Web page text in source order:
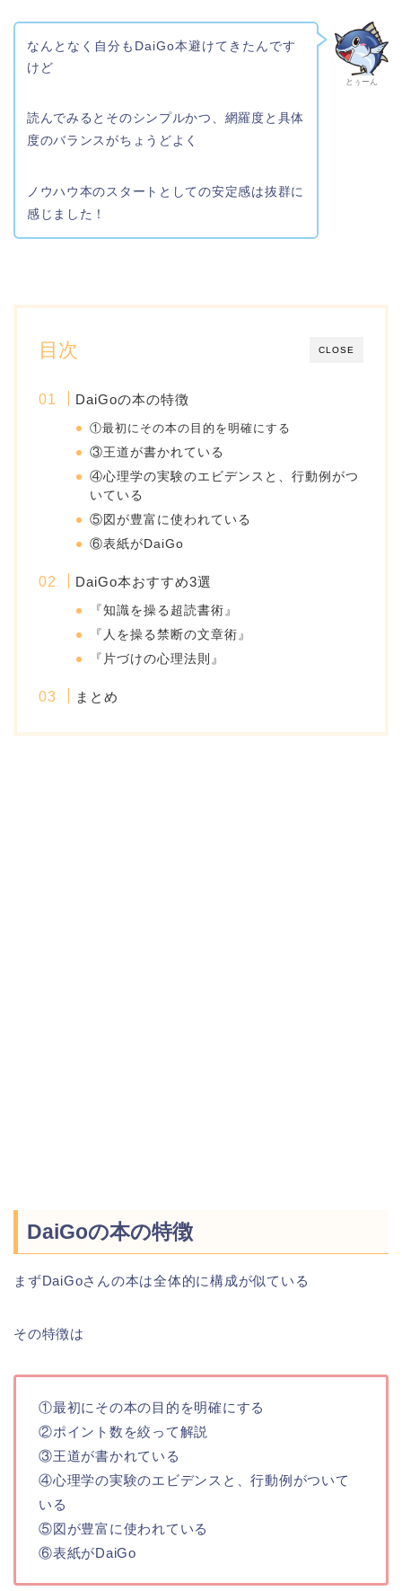
とぅーん
なんとなく自分もDaiGo本避けてきたんです
けど
読んでみるとそのシンプルかつ、網羅度と具体
度のバランスがちょうどよく
ノウハウ本のスタートとしての安定感は抜群に
感じました！
CLOSE
目次
DaiGoの本の特徴
①最初にその本の目的を明確にする
③王道が書かれている
④心理学の実験のエビデンスと、行動例がつ
いている
⑤図が豊富に使われている
⑥表紙がDaiGo
DaiGo本おすすめ3選
『知識を操る超読書術』
『人を操る禁断の文章術』
『片づけの心理法則』
まとめ
DaiGoの本の特徴
まずDaiGoさんの本は全体的に構成が似ている
その特徴は
①最初にその本の目的を明確にする
②ポイント数を絞って解説
③王道が書かれている
④心理学の実験のエビデンスと、行動例がついて
いる
⑤図が豊富に使われている
⑥表紙がDaiGo